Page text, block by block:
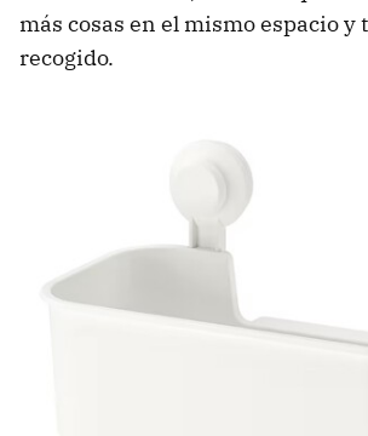
más cosas en el mismo espacio y
recogido.